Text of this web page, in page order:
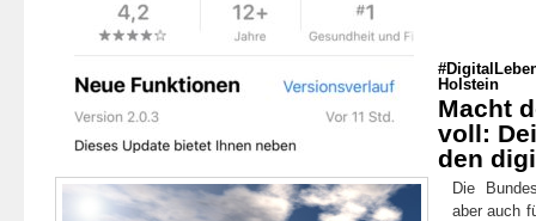
Holstein
Macht
voll:
den
Die
aber auch